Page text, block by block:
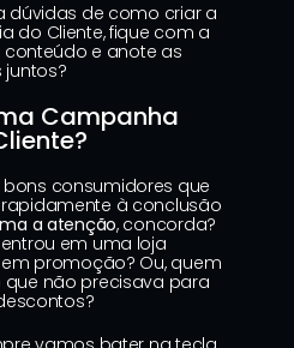
dúvidas de como criar a
do Cliente, fique com a
e anote as
juntos?
Campanha
consumidores que
à conclusão
a atenção, concorda?
em uma loja
promoção? Ou, quem
não precisava para